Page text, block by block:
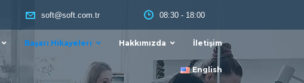
soft@soft.com.tr 08:30 - 18:00
Başarı Hikayeleri Hakkımızda İletişim
English